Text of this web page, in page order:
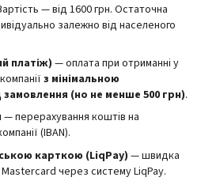
— від 1600 грн. Остаточна
залежно від населеного
платіж) — оплата при отриманні у
з мінімальною
(но не менше 500 грн).
— перерахування коштів на
(IBAN).
карткою (LiqPay) — швидка
через систему LiqPay.